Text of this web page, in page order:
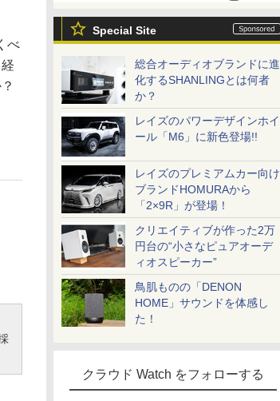
Special Site
総合オーディオブランドに進
化するSHANLINGとは何者
か？
レイズのパワーデザインホイ
ール「M6」に新色登場!!
レイズのプレミアムカー向け
ブランドHOMURAから
「2×9R」が登場！
クリエイティブが作った2万
円台の“小さなピュアオーデ
ィオスピーカー”
鳥肌ものの「DENON
HOME」サウンドを体感し
た！
クラウド Watch をフォローする
べ